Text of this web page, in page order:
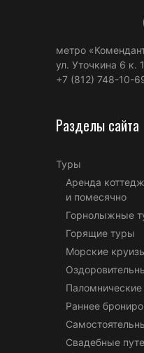
метро
ул. Уточкина 6 к. 1
+7 (812) 748-10-
Разделы сайта
Туры
Аренда
и помесячно
Горнолыжные
Горящие туры
Морские
Раннее
Свадебные